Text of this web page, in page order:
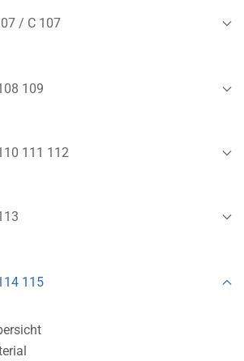
/ C 107
109
111 112
115